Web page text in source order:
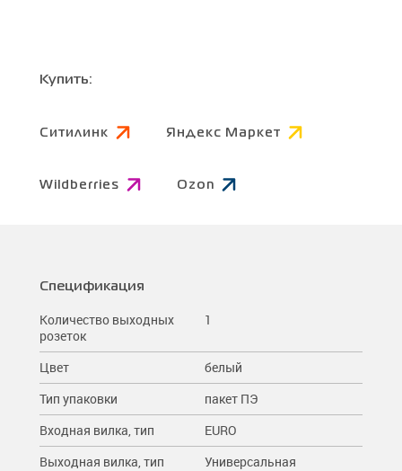
Купить:
Ситилинк Яндекс Маркет
Wildberries Ozon
Спецификация
Количество выходных
розеток
1
Цвет
белый
Тип упаковки
пакет ПЭ
Входная вилка, тип
EURO
Выходная вилка, тип
Универсальная